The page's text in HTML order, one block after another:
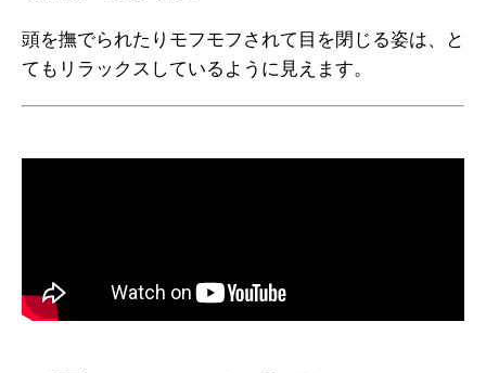
頭を撫でられたりモフモフされて目を閉じる姿は、と
てもリラックスしているように見えます。